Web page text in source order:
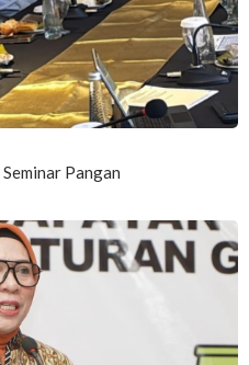
Pangan